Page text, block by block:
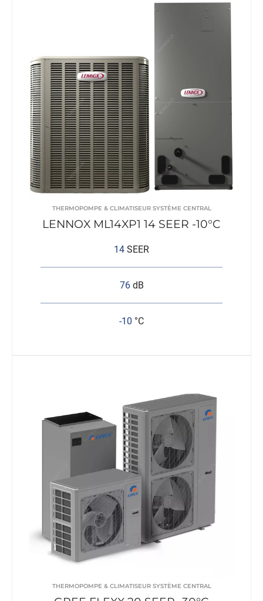
THERMOPOMPE & CLIMATISEUR SYSTÈME CENTRAL
LENNOX ML14XP1 14 SEER -10°C
14 SEER
76 dB
-10 °C
THERMOPOMPE & CLIMATISEUR SYSTÈME CENTRAL